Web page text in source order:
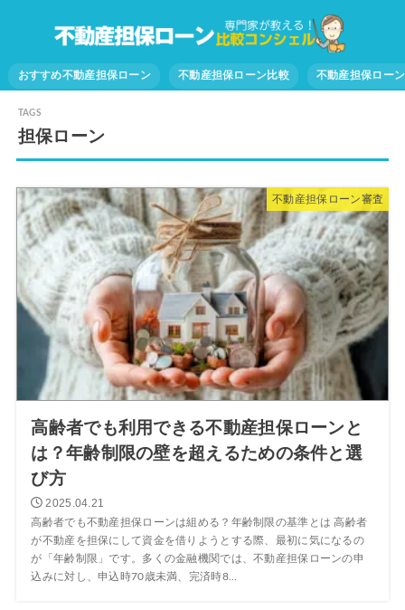
おすすめ不動産担保ローン 不動産担保ローン比較 不動産担保ロー
担保ローン
不動産担保ローン審査
高齢者でも利用できる不動産担保ローンと
は？年齢制限の壁を超えるための条件と選
び方
2025.04.21
高齢者でも不動産担保ローンは組める？年齢制限の基準とは 高齢者
が不動産を担保にして資金を借りようとする際、最初に気になるの
が「年齢制限」です。多くの金融機関では、不動産担保ローンの申
込みに対し、申込時70歳未満、完済時8...